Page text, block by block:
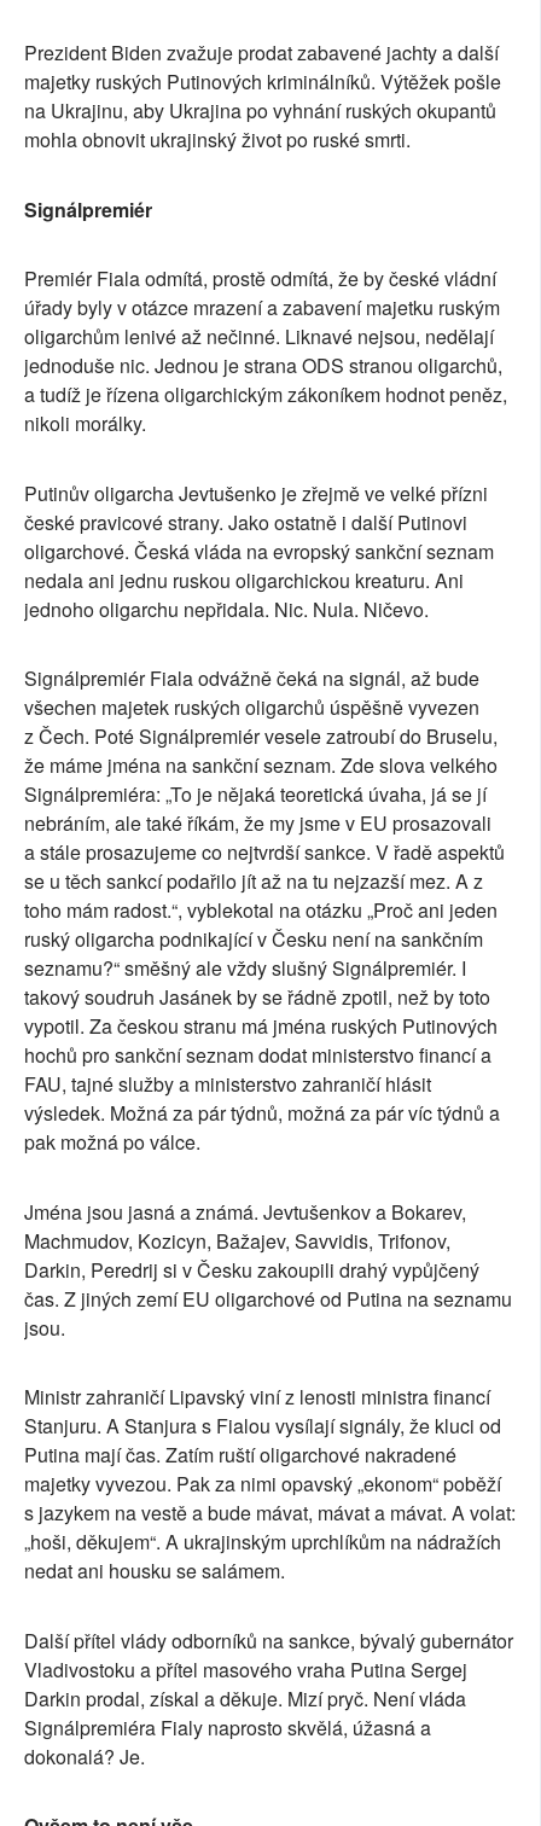
Prezident Biden zvažuje prodat zabavené jachty a další
majetky ruských Putinových kriminálníků. Výtěžek pošle
na Ukrajinu, aby Ukrajina po vyhnání ruských okupantů
mohla obnovit ukrajinský život po ruské smrti.
Signálpremiér
Premiér Fiala odmítá, prostě odmítá, že by české vládní
úřady byly v otázce mrazení a zabavení majetku ruským
oligarchům lenivé až nečinné. Liknavé nejsou, nedělají
jednoduše nic. Jednou je strana ODS stranou oligarchů,
a tudíž je řízena oligarchickým zákoníkem hodnot peněz,
nikoli morálky.
Putinův oligarcha Jevtušenko je zřejmě ve velké přízni
české pravicové strany. Jako ostatně i další Putinovi
oligarchové. Česká vláda na evropský sankční seznam
nedala ani jednu ruskou oligarchickou kreaturu. Ani
jednoho oligarchu nepřidala. Nic. Nula. Ničevo.
Signálpremiér Fiala odvážně čeká na signál, až bude
všechen majetek ruských oligarchů úspěšně vyvezen
z Čech. Poté Signálpremiér vesele zatroubí do Bruselu,
že máme jména na sankční seznam. Zde slova velkého
Signálpremiéra: „To je nějaká teoretická úvaha, já se jí
nebráním, ale také říkám, že my jsme v EU prosazovali
a stále prosazujeme co nejtvrdší sankce. V řadě aspektů
se u těch sankcí podařilo jít až na tu nejzazší mez. A z
toho mám radost.“, vyblekotal na otázku „Proč ani jeden
ruský oligarcha podnikající v Česku není na sankčním
seznamu?“ směšný ale vždy slušný Signálpremiér. I
takový soudruh Jasánek by se řádně zpotil, než by toto
vypotil. Za českou stranu má jména ruských Putinových
hochů pro sankční seznam dodat ministerstvo financí a
FAU, tajné služby a ministerstvo zahraničí hlásit
výsledek. Možná za pár týdnů, možná za pár víc týdnů a
pak možná po válce.
Jména jsou jasná a známá. Jevtušenkov a Bokarev,
Machmudov, Kozicyn, Bažajev, Savvidis, Trifonov,
Darkin, Peredrij si v Česku zakoupili drahý vypůjčený
čas. Z jiných zemí EU oligarchové od Putina na seznamu
jsou.
Ministr zahraničí Lipavský viní z lenosti ministra financí
Stanjuru. A Stanjura s Fialou vysílají signály, že kluci od
Putina mají čas. Zatím ruští oligarchové nakradené
majetky vyvezou. Pak za nimi opavský „ekonom“ poběží
s jazykem na vestě a bude mávat, mávat a mávat. A volat:
„hoši, děkujem“. A ukrajinským uprchlíkům na nádražích
nedat ani housku se salámem.
Další přítel vlády odborníků na sankce, bývalý gubernátor
Vladivostoku a přítel masového vraha Putina Sergej
Darkin prodal, získal a děkuje. Mizí pryč. Není vláda
Signálpremiéra Fialy naprosto skvělá, úžasná a
dokonalá? Je.